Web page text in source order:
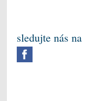
sledujte nás na